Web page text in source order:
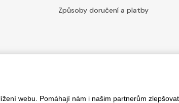
Způsoby doručení a platby